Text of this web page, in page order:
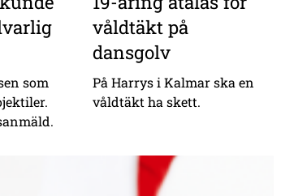
som
våldtäkt på
dansgolv
På Harrys i Kalmar ska en
våldtäkt ha skett.